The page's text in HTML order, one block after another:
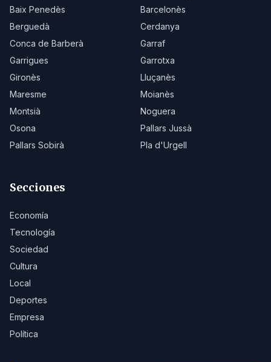
Baix Penedès
Barcelonès
Berguedà
Cerdanya
Conca de Barberà
Garraf
Garrigues
Garrotxa
Gironès
Lluçanès
Maresme
Moianès
Montsià
Noguera
Osona
Pallars Jussà
Pallars Sobirà
Pla d'Urgell
Secciones
Economía
Tecnología
Sociedad
Cultura
Local
Deportes
Empresa
Política